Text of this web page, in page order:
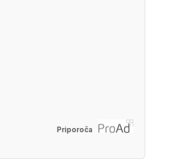
Priporoča